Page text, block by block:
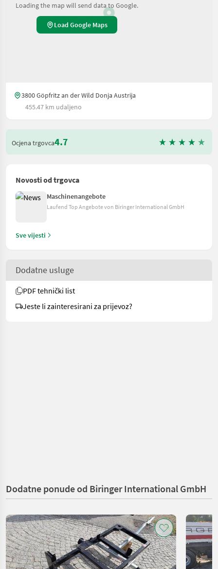
Loading the map will send data to Google.
Load Google Maps
3800 Göpfritz an der Wild Donja Austrija
455.47 km udaljeno
Ocjena trgovca4.7
Novosti od trgovca
Maschinenangebote
Laufend Top Angebote von Biringer International GmbH
Sve vijesti
Dodatne usluge
PDF tehnički list
Jeste li zainteresirani za prijevoz?
Dodatne ponude od Biringer International GmbH